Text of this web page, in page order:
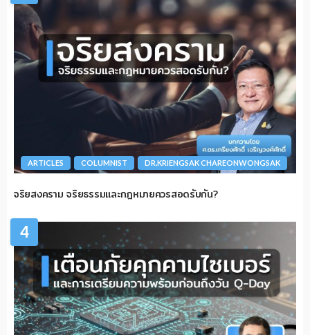
ARTICLES COLUMNIST DR.KRIENGSAK CHAREONWONGSAK
จริยสงคราม จริยธรรมและกฎหมายควรสอดรับกัน?
4